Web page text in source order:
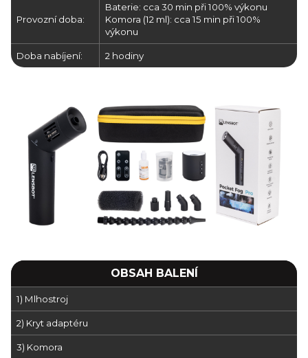
Provozní doba:
Baterie: cca 30 min při 100% výkonu
Komora (12 ml): cca 15 min při 100%
výkonu
Doba nabíjení: 2 hodiny
OBSAH BALENÍ
1) Mlhostroj
2) Kryt adaptéru
3) Komora